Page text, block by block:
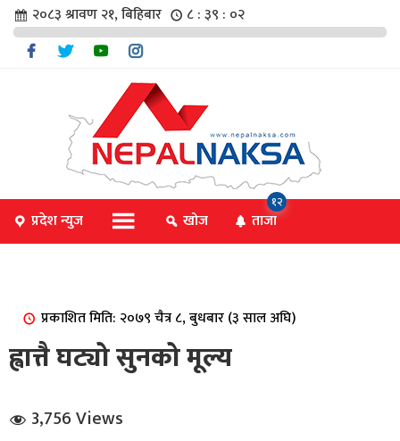
२०८३ श्रावण २१, बिहिबार ८ : ३९ : ०३
प्रदेश न्युज खोज ताजा
१२
प्रकाशित मिति: २०७९ चैत्र ८, बुधबार (३ साल अघि)
ह्वात्तै घट्यो सुनको मूल्य
3,756 Views